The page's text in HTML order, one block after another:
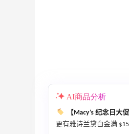
AI商品分析
【Macy’s 纪念日大促
更有雅诗兰黛白金满
iHerb ：88全球
无门槛7.5折
iHerb